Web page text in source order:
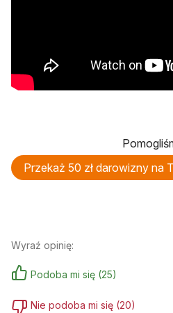
Przekaż 50 zł darowizny na
Wyraź opinię:
Podoba mi się (25)
Nie podoba mi się (20)